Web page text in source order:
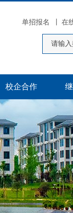
单招报名 在
校企合作